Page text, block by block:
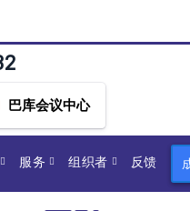
巴库会议中心
服务 组织者 反馈